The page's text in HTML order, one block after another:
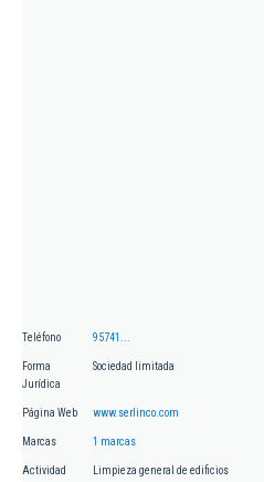
Teléfono 95741...
Forma
Jurídica
Sociedad limitada
Página Web www.serlinco.com
Marcas 1 marcas
Actividad Limpieza general de edificios